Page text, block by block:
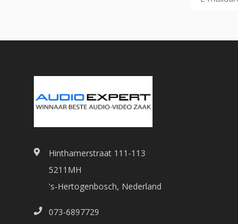
Hinthamerstraat 111-113
5211MH
's-Hertogenbosch, Nederland
073-6897729